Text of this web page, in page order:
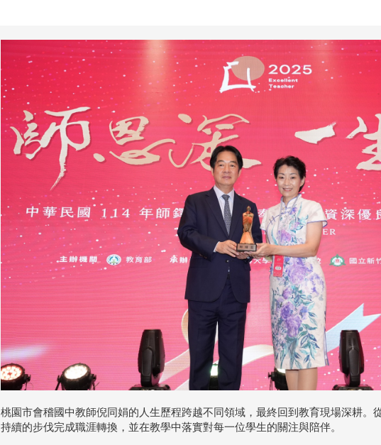
桃園市會稽國中教師倪同娟的人生歷程跨越不同領域，最終回到教育現場深耕。
持續的步伐完成職涯轉換，並在教學中落實對每一位學生的關注與陪伴。